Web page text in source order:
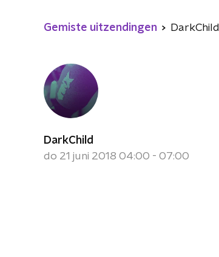
Gemiste uitzendingen DarkChild
DarkChild
do 21 juni 2018 04:00 - 07:00